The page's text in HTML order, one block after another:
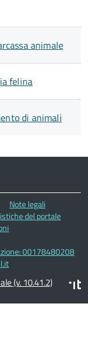
animale
felina
di animali
Note legali
del portale
00178480208
(v. 10.41.2)